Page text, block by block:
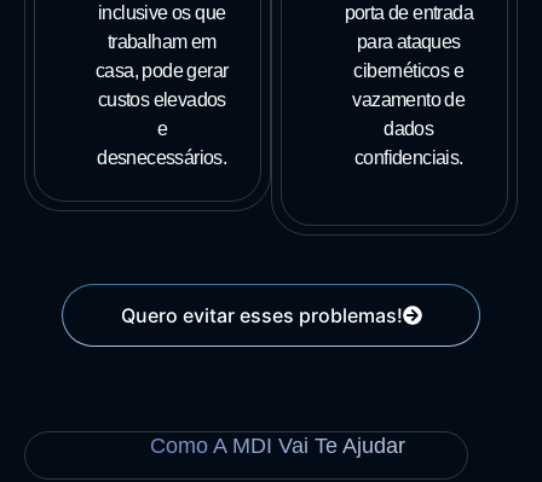
inclusive os que
trabalham em
casa, pode gerar
custos elevados
e
desnecessários.
porta de entrada
para ataques
cibernéticos e
vazamento de
dados
confidenciais.
Quero evitar esses problemas!
Como A MDI Vai Te Ajudar